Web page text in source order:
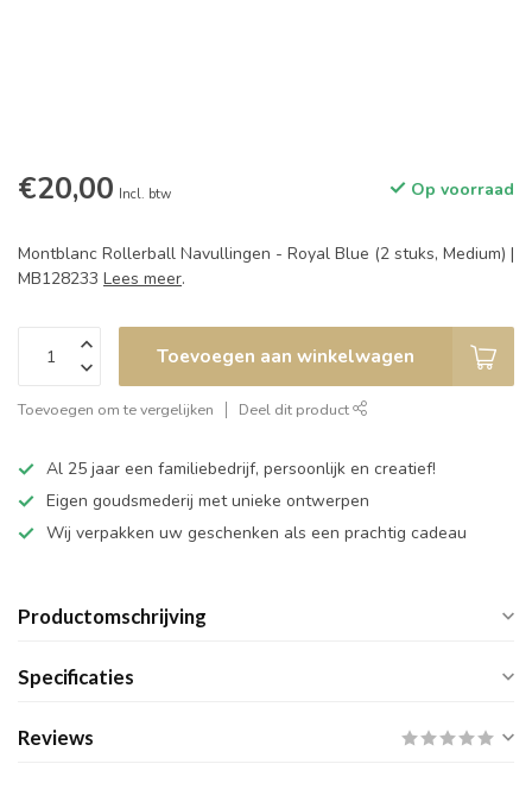
€20,00 Incl. btw Op voorraad
Montblanc Rollerball Navullingen - Royal Blue (2 stuks, Medium) |
MB128233 Lees meer.
Toevoegen aan winkelwagen
Toevoegen om te vergelijken Deel dit product
Al 25 jaar een familiebedrijf, persoonlijk en creatief!
Eigen goudsmederij met unieke ontwerpen
Wij verpakken uw geschenken als een prachtig cadeau
Productomschrijving
Specificaties
Reviews